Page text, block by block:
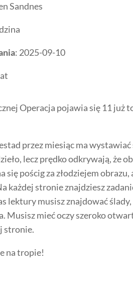
Sandnes
: 2025-09-10
Operacja pojawia się 11 już
przez miesiąc ma
lecz prędko odkrywają, że
się pościg za złodziejem
każdej stronie znajdziesz
lektury musisz znajdować
Musisz mieć oczy szeroko
stronie.
na tropie!